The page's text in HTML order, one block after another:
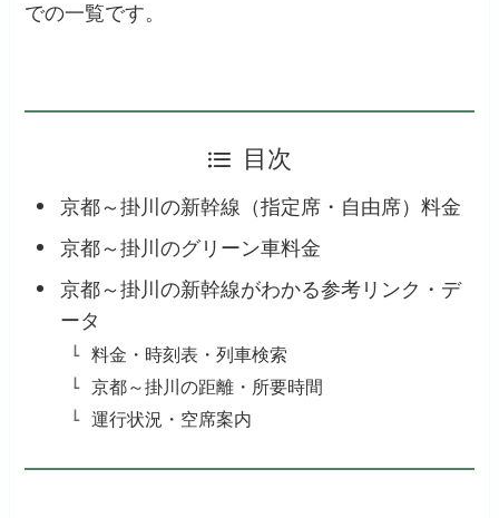
での一覧です。
目次
京都～掛川の新幹線（指定席・自由席）料金
京都～掛川のグリーン車料金
京都～掛川の新幹線がわかる参考リンク・デ
ータ
料金・時刻表・列車検索
京都～掛川の距離・所要時間
運行状況・空席案内